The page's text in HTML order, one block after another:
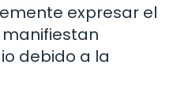
expresar el
debido a la